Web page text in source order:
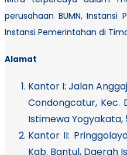
perusahaan BUMN, Instansi
Instansi Pemerintahan di
Alamat
Kantor I: Jalan
Condongcatur, Kec.
Istimewa Yogyakata,
Kantor II:
Kab. Bantul, Daerah